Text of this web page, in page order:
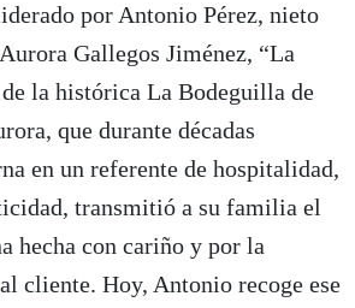
por Antonio Pérez, nieto
Gallegos Jiménez, “La
la histórica La Bodeguilla de
que durante décadas
en un referente de hospitalidad,
transmitió a su familia el
hecha con cariño y por la
cliente. Hoy, Antonio recoge ese